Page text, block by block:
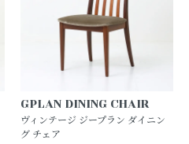
GPLAN DINING CHAIR
ヴィンテージ ジープラン ダイニン
グ チェア